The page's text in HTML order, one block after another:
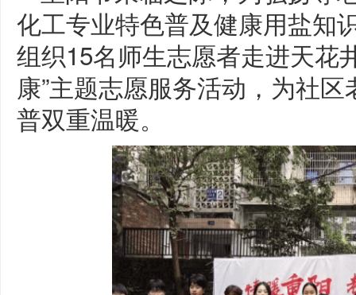
化工专业特色普及健康用盐知
组织15名师生志愿者走进天花
康”主题志愿服务活动，为社
普双重温暖。